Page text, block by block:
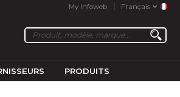
My Infoweb Français
PRODUITS